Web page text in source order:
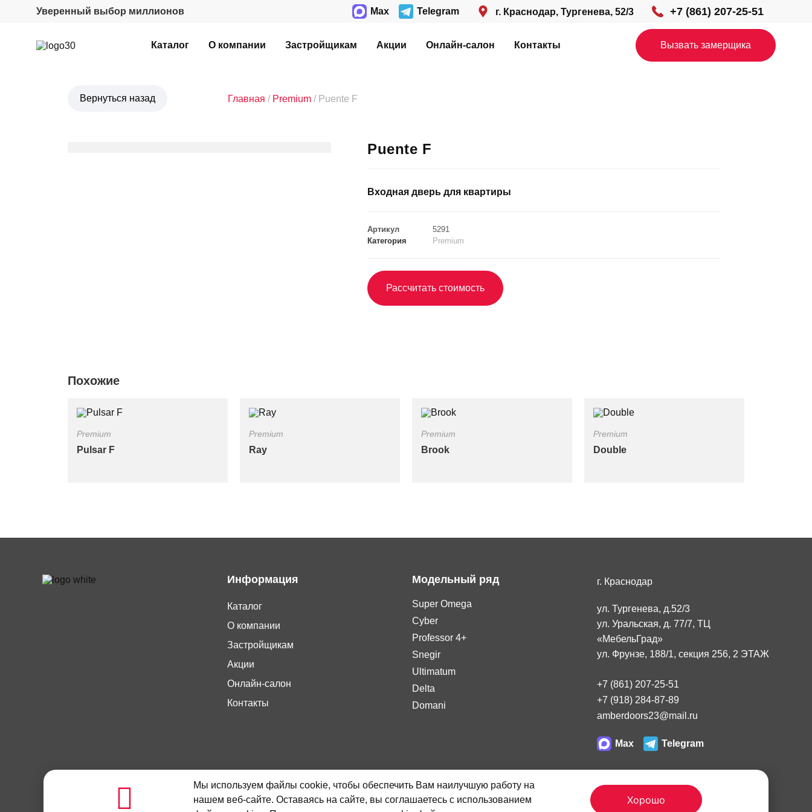
Уверенный выбор миллионов Max Telegram г. Краснодар, Тургенева, 52/3 +7 (861) 207-25-51
Каталог О компании Застройщикам Акции Онлайн-салон Контакты Вызвать замерщика
Главная / Premium / Puente F
Puente F
Входная дверь для квартиры
Артикул
5291
Категория
Premium
Рассчитать стоимость
Похожие
Premium
Pulsar F
Premium
Ray
Premium
Brook
Premium
Double
Информация
Каталог
О компании
Застройщикам
Акции
Онлайн-салон
Контакты
Модельный ряд
Super Omega
Cyber
Professor 4+
Snegir
Ultimatum
Delta
Domani
г. Краснодар
ул. Тургенева, д.52/3
ул. Уральская, д. 77/7, ТЦ
«МебельГрад»
ул. Фрунзе, 188/1, секция 256, 2 ЭТАЖ
+7 (861) 207-25-51
+7 (918) 284-87-89
amberdoors23@mail.ru
Max Telegram
Данный интернет-сайт носит исключительно информационный характер и ни при каких условиях не является публичной офертой, определяемой положениями Статьи
437 Гражданского кодекса Российской Федерации. Для получения подробной информации о стоимости продукции, пожалуйста, обращайтесь в фирменный салон
Мы используем файлы cookie, чтобы обеспечить Вам наилучшую работу на
нашем веб-сайте. Оставаясь на сайте, вы соглашаетесь с использованием
Хорошо